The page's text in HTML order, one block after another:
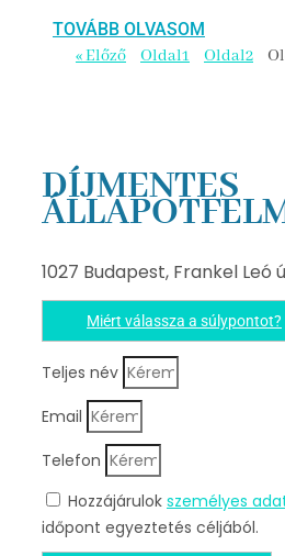
TOVÁBB OLVASOM
« Előző Oldal1 Oldal2
DÍJMENTES
1027 Budapest, Frankel Leó
Miért válassza a súlypontot?
Teljes név
Email
Telefon
Hozzájárulok személyes
időpont egyeztetés céljából.